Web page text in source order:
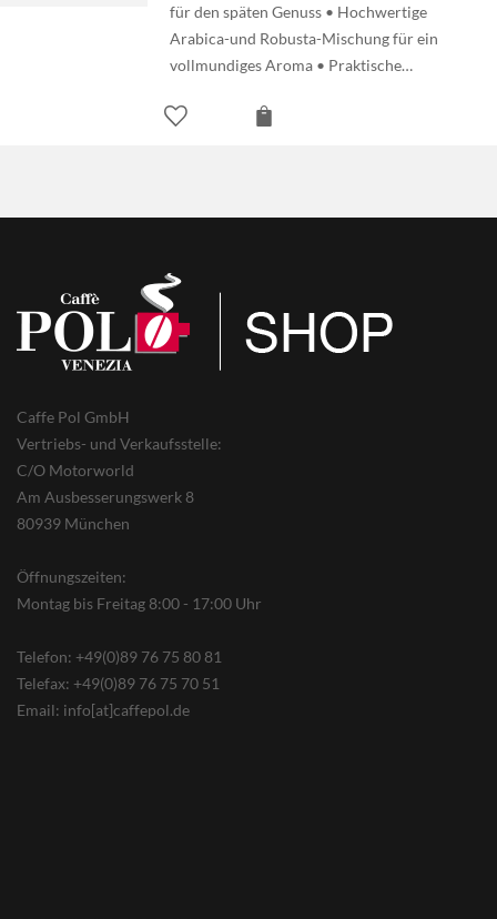
für den späten Genuss • Hochwertige
Arabica-und Robusta-Mischung für ein
vollmundiges Aroma • Praktische…
Caffe Pol GmbH
Vertriebs- und Verkaufsstelle:
C/O Motorworld
Am Ausbesserungswerk 8
80939 München
Öffnungszeiten:
Montag bis Freitag 8:00 - 17:00 Uhr
Telefon: +49(0)89 76 75 80 81
Telefax: +49(0)89 76 75 70 51
Email: info[at]caffepol.de